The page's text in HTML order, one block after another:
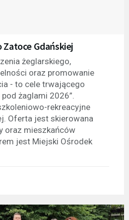
Zatoce Gdańskiej
żeglarskiego,
oraz promowanie
- to cele trwającego
żaglami 2026”.
rekreacyjne
Oferta jest skierowana
oraz mieszkańców
jest Miejski Ośrodek